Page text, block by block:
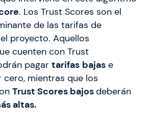
. Los Trust Scores son el
de las tarifas de
proyecto. Aquellos
cuenten con Trust
pagar tarifas bajas e
cero, mientras que los
Trust Scores bajosdeberán
altas.